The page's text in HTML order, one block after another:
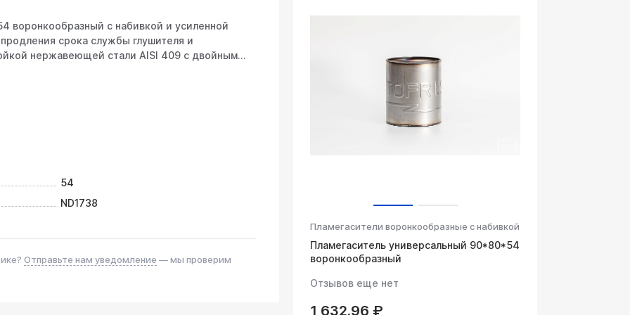
воронкообразный с набивкой и усиленной
срока службы глушителя и
нержавеющей стали AISI 409 с двойным
Идеален для замены штатных
даже при агрессивной эксплуатации.
– до 1100°C),
хрома),
газов перед резонатором/
54
ND1738
Отправьте нам уведомление — мы проверим
Пламегасители воронкообразные с набивкой
Пламегаситель универсальный 90*80*54
воронкообразный
Отзывов еще нет
1 632.96 ₽